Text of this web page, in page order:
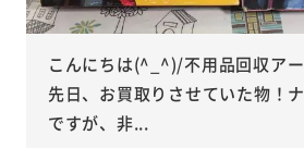
こんにちは(^_^)/不用品回収ア
先日、お買取りさせていた物！
ですが、非...